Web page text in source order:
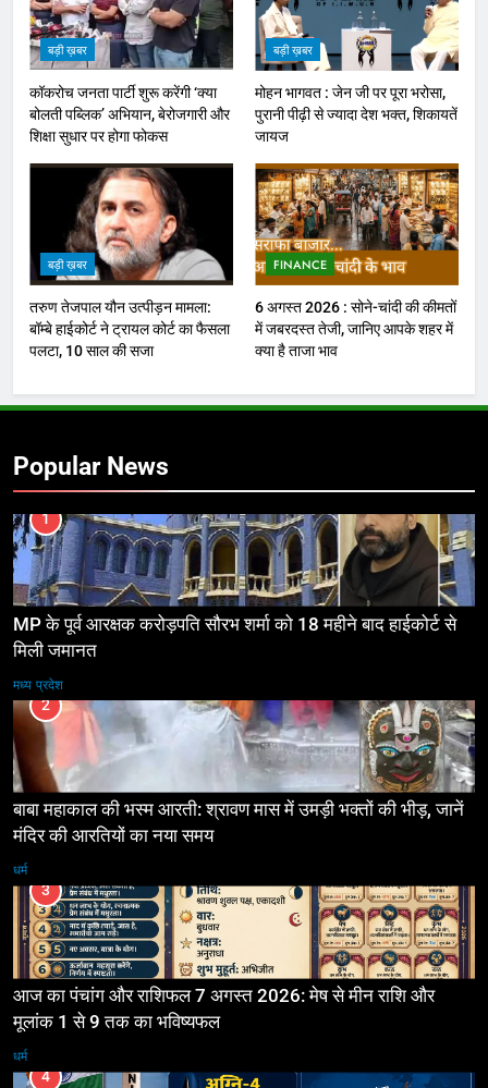
बड़ी ख़बर
कॉकरोच जनता पार्टी शुरू करेंगी ‘क्या
बोलती पब्लिक’ अभियान, बेरोजगारी और
शिक्षा सुधार पर होगा फोकस
बड़ी ख़बर
मोहन भागवत : जेन जी पर पूरा भरोसा,
पुरानी पीढ़ी से ज्यादा देश भक्त, शिकायतें
जायज
बड़ी ख़बर
तरुण तेजपाल यौन उत्पीड़न मामला:
बॉम्बे हाईकोर्ट ने ट्रायल कोर्ट का फैसला
पलटा, 10 साल की सजा
FINANCE
6 अगस्त 2026 : सोने-चांदी की कीमतों
में जबरदस्त तेजी, जानिए आपके शहर में
क्या है ताजा भाव
Popular News
1
MP के पूर्व आरक्षक करोड़पति सौरभ शर्मा को 18 महीने बाद हाईकोर्ट से
मिली जमानत
मध्य प्रदेश
2
बाबा महाकाल की भस्म आरती: श्रावण मास में उमड़ी भक्तों की भीड़, जानें
मंदिर की आरतियों का नया समय
धर्म
3
आज का पंचांग और राशिफल 7 अगस्त 2026: मेष से मीन राशि और
मूलांक 1 से 9 तक का भविष्यफल
धर्म
4